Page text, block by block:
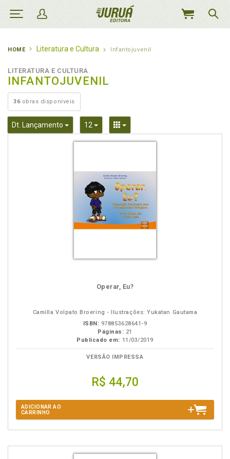
MEU
HOME Literatura e Cultura Infantojuvenil
LITERATURA E CULTURA
INFANTOJUVENIL
36obras disponíveis
Dt. Lançamento Toggle Dropdown
12 Toggle DropdownToggle Dropdown
Operar, Eu?
Camilla Volpato Broering - Ilustrações: Yukatan Gautama
ISBN: 978853628641-9
Páginas: 21
Publicado em: 11/03/2019
VERSÃO IMPRESSA
R$ 44,70
ADICIONAR AO
CARRINHO